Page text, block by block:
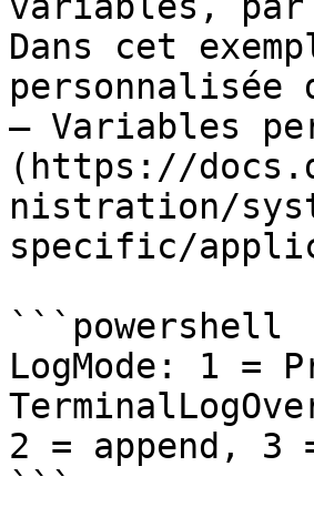
Dans cet
personnalisée
– Variables
(https://
nistration/
specific/
```powershell
LogMode: 1 =
2 = append, 3
```